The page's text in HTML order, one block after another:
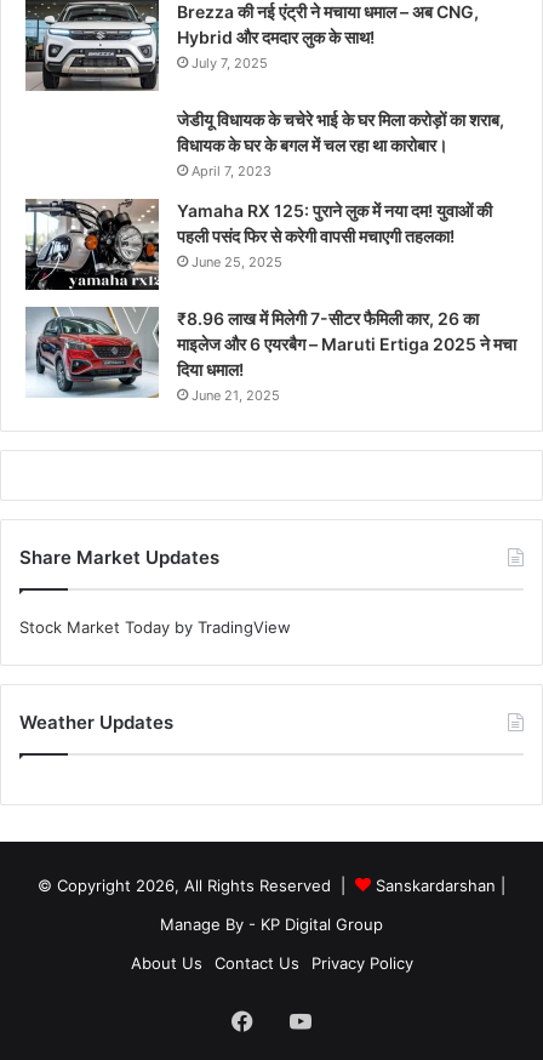
Brezza की नई एंट्री ने मचाया धमाल – अब CNG,
Hybrid और दमदार लुक के साथ!
July 7, 2025
जेडीयू विधायक के चचेरे भाई के घर मिला करोड़ों का शराब,
विधायक के घर के बगल में चल रहा था कारोबार।
April 7, 2023
Yamaha RX 125: पुराने लुक में नया दम! युवाओं की
पहली पसंद फिर से करेगी वापसी मचाएगी तहलका!
June 25, 2025
₹8.96 लाख में मिलेगी 7-सीटर फैमिली कार, 26 का
माइलेज और 6 एयरबैग – Maruti Ertiga 2025 ने मचा
दिया धमाल!
June 21, 2025
Share Market Updates
Stock Market Today by TradingView
Weather Updates
© Copyright 2026, All Rights Reserved | Sanskardarshan
Manage By - KP Digital Group
About Us
Contact Us Privacy Policy
FacebookYouTube